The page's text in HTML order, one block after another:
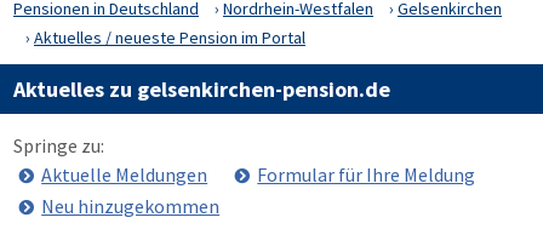
Pensionen in Deutschland Nordrhein-Westfalen
Gelsenkirchen
Aktuelles / neueste Pension im Portal
Aktuelles zu gelsenkirchen-pension.de
Springe zu:
Aktuelle Meldungen
Formular für Ihre Meldung
Neu hinzugekommen